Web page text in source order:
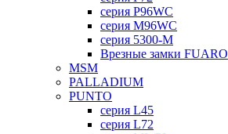
серия P96WC
серия M96WC
серия 5300-M
Врезные замки FUARO
MSM
PALLADIUM
PUNTO
серия L45
серия L72